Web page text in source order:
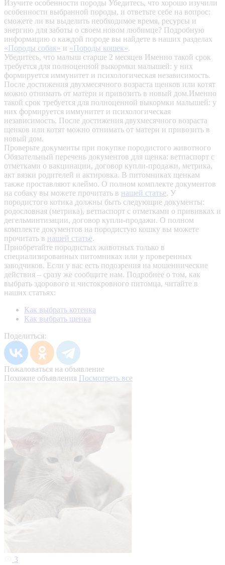
Изучите особенности породы Убедитесь, что хорошо изучили
особенности выбранной породы, и ответьте себе на вопрос:
сможете ли вы выделить необходимое время, ресурсы и
энергию для заботы о своем новом любимце? Подробную
информацию о каждой породе вы найдете в наших разделах
«Породы собак» и «Породы кошек».
Убедитесь, что малыш старше 2 месяцев Именно такой срок
требуется для полноценной выкормки малышей: у них
формируется иммунитет и психологическая независимость.
После достижения двухмесячного возраста щенков или котят
можно отнимать от матери и привозить в новый дом.Именно
такой срок требуется для полноценной выкормки малышей: у
них формируется иммунитет и психологическая
независимость. После достижения двухмесячного возраста
щенков или котят можно отнимать от матери и привозить в
новый дом.
Проверьте документы при покупке породистого животного
Обязательный перечень документов для щенка: ветпаспорт с
отметками о вакцинации, договор купли-продажи, метрика,
акт вязки родителей и актировка. В питомниках щенкам
также проставляют клеймо. О полном комплекте документов
на собаку вы можете прочитать в нашей статье. У
породистого котика должны быть следующие документы:
родословная (метрика), ветпаспорт с отметками о прививках и
дегельминтизации, договор купли-продажи. О полном
комплекте документов на породистую кошку вы можете
прочитать в нашей статье.
Приобретайте породистых животных только в
специализированных питомниках или у проверенных
заводчиков. Если у вас есть подозрения на мошеннические
действия – сразу же сообщите нам. Подробнее о том, как
выбрать здорового и чистокровного питомца, читайте в
наших статьях:
Как выбрать котенка
Как выбрать щенка
Поделиться:
Пожаловаться на объявление
Похожие объявления Посмотреть все
3